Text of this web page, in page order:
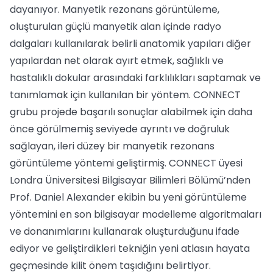
dayanıyor. Manyetik rezonans görüntüleme,
oluşturulan güçlü manyetik alan içinde radyo
dalgaları kullanılarak belirli anatomik yapıları diğer
yapılardan net olarak ayırt etmek, sağlıklı ve
hastalıklı dokular arasındaki farklılıkları saptamak ve
tanımlamak için kullanılan bir yöntem. CONNECT
grubu projede başarılı sonuçlar alabilmek için daha
önce görülmemiş seviyede ayrıntı ve doğruluk
sağlayan, ileri düzey bir manyetik rezonans
görüntüleme yöntemi geliştirmiş. CONNECT üyesi
Londra Üniversitesi Bilgisayar Bilimleri Bölümü’nden
Prof. Daniel Alexander ekibin bu yeni görüntüleme
yöntemini en son bilgisayar modelleme algoritmaları
ve donanımlarını kullanarak oluşturduğunu ifade
ediyor ve geliştirdikleri tekniğin yeni atlasın hayata
geçmesinde kilit önem taşıdığını belirtiyor.